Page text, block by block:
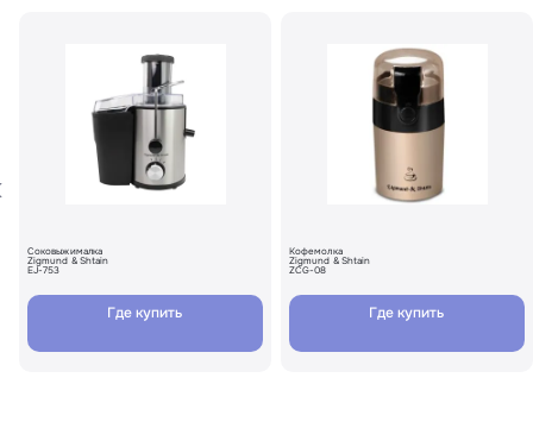
Соковыжималка
Zigmund & Shtain
EJ-753
Где купить
Кофемолка
Zigmund & Shtain
ZCG-08
Где купить